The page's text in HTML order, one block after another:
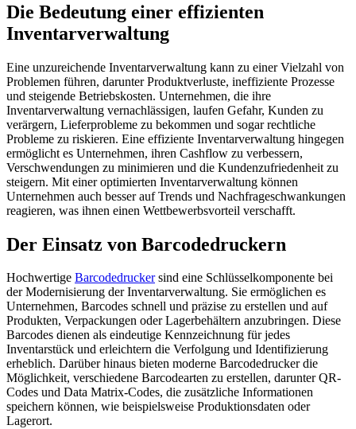
Die Bedeutung einer effizienten
Inventarverwaltung
Eine unzureichende Inventarverwaltung kann zu einer Vielzahl von
Problemen führen, darunter Produktverluste, ineffiziente Prozesse
und steigende Betriebskosten. Unternehmen, die ihre
Inventarverwaltung vernachlässigen, laufen Gefahr, Kunden zu
verärgern, Lieferprobleme zu bekommen und sogar rechtliche
Probleme zu riskieren. Eine effiziente Inventarverwaltung hingegen
ermöglicht es Unternehmen, ihren Cashflow zu verbessern,
Verschwendungen zu minimieren und die Kundenzufriedenheit zu
steigern. Mit einer optimierten Inventarverwaltung können
Unternehmen auch besser auf Trends und Nachfrageschwankungen
reagieren, was ihnen einen Wettbewerbsvorteil verschafft.
Der Einsatz von Barcodedruckern
Hochwertige Barcodedruckersind eine Schlüsselkomponente bei
der Modernisierung der Inventarverwaltung. Sie ermöglichen es
Unternehmen, Barcodes schnell und präzise zu erstellen und auf
Produkten, Verpackungen oder Lagerbehältern anzubringen. Diese
Barcodes dienen als eindeutige Kennzeichnung für jedes
Inventarstück und erleichtern die Verfolgung und Identifizierung
erheblich. Darüber hinaus bieten moderne Barcodedrucker die
Möglichkeit, verschiedene Barcodearten zu erstellen, darunter QR-
Codes und Data Matrix-Codes, die zusätzliche Informationen
speichern können, wie beispielsweise Produktionsdaten oder
Lagerort.